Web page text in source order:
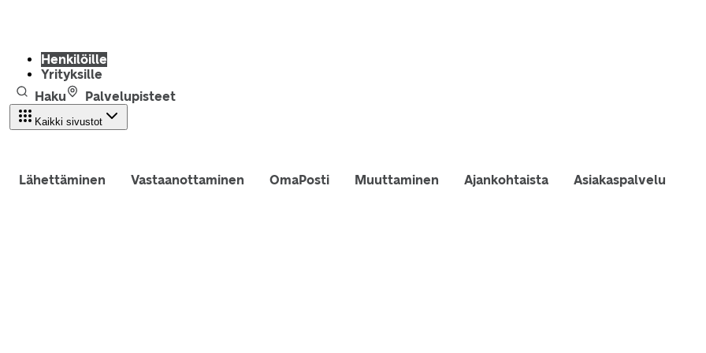
Henkilöille
Yrityksille
Haku
Palvelupisteet
Kaikki sivustot
Lähettäminen Vastaanottaminen OmaPosti Muuttaminen Ajankohtaista Asiakaspalvelu